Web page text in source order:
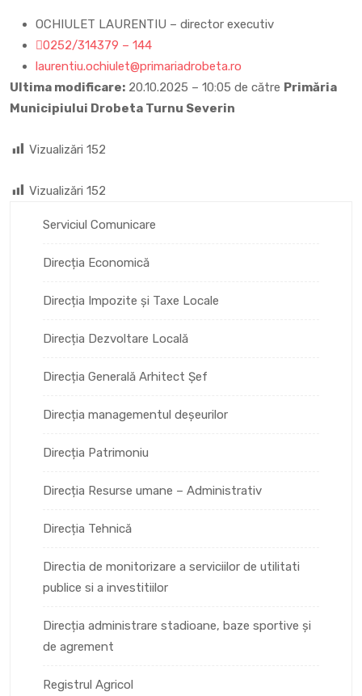
OCHIULET LAURENTIU – director executiv
0252/314379 – 144
laurentiu.ochiulet@primariadrobeta.ro
Ultima modificare: 20.10.2025 – 10:05 de către Primăria
Municipiului Drobeta Turnu Severin
Vizualizări 152
Vizualizări 152
Serviciul Comunicare
Direcția Economică
Direcția Impozite și Taxe Locale
Direcția Dezvoltare Locală
Direcția Generală Arhitect Șef
Direcția managementul deșeurilor
Direcția Patrimoniu
Direcția Resurse umane – Administrativ
Direcția Tehnică
Directia de monitorizare a serviciilor de utilitati
publice si a investitiilor
Direcția administrare stadioane, baze sportive și
de agrement
Registrul Agricol